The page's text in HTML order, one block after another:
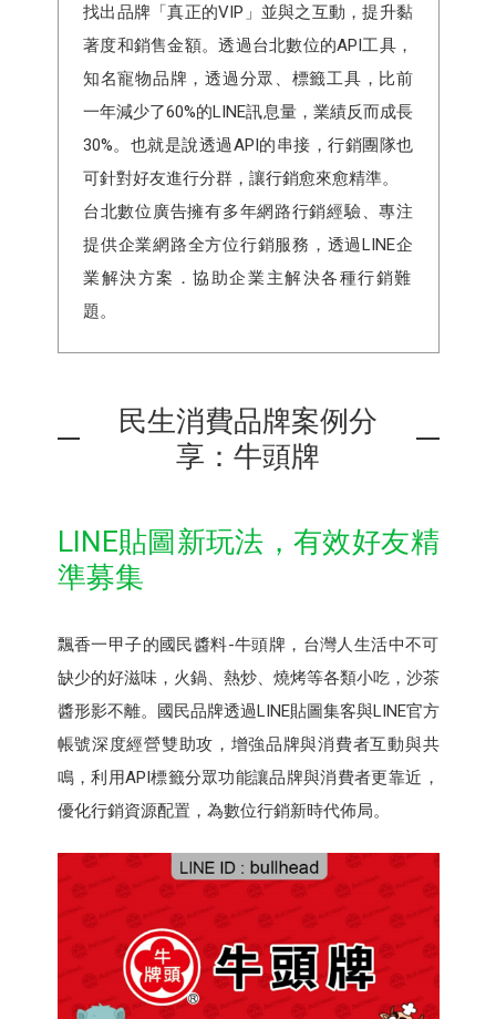
找出品牌「真正的VIP」並與之互動，提升黏
著度和銷售金額。透過台北數位的API工具，
知名寵物品牌，透過分眾、標籤工具，比前
一年減少了60%的LINE訊息量，業績反而成長
30%。也就是說透過API的串接，行銷團隊也
可針對好友進行分群，讓行銷愈來愈精準。
台北數位廣告擁有多年網路行銷經驗、專注
提供企業網路全方位行銷服務，透過LINE企
業解決方案．協助企業主解決各種行銷難
題。
民生消費品牌案例分
享：牛頭牌
LINE貼圖新玩法，有效好友精
準募集
飄香一甲子的國民醬料-牛頭牌，台灣人生活中不可
缺少的好滋味，火鍋、熱炒、燒烤等各類小吃，沙茶
醬形影不離。國民品牌透過LINE貼圖集客與LINE官方
帳號深度經營雙助攻，增強品牌與消費者互動與共
鳴，利用API標籤分眾功能讓品牌與消費者更靠近，
優化行銷資源配置，為數位行銷新時代佈局。